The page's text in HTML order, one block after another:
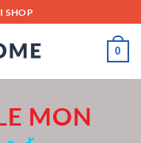
SHOP
0
MON